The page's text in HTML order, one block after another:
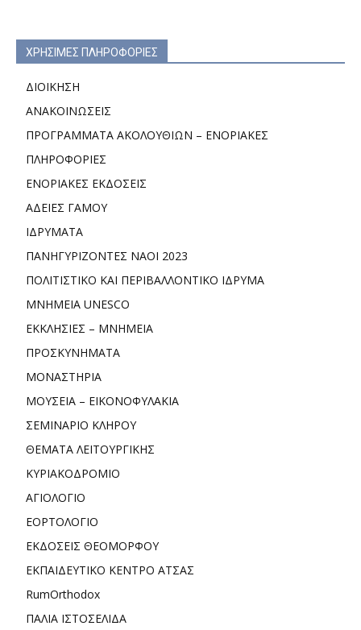
ΧΡΗΣΙΜΕΣ ΠΛΗΡΟΦΟΡΙΕΣ
ΔΙΟΙΚΗΣΗ
ΑΝΑΚΟΙΝΩΣΕΙΣ
ΠΡΟΓΡΑΜΜΑΤΑ ΑΚΟΛΟΥΘΙΩΝ – ΕΝΟΡΙΑΚΕΣ
ΠΛΗΡΟΦΟΡΙΕΣ
ΕΝΟΡΙΑΚΕΣ ΕΚΔΟΣΕΙΣ
ΑΔΕΙΕΣ ΓΑΜΟΥ
ΙΔΡΥΜΑΤΑ
ΠΑΝΗΓΥΡΙΖΟΝΤΕΣ ΝΑΟΙ 2023
ΠΟΛΙΤΙΣΤΙΚΟ ΚΑΙ ΠΕΡΙΒΑΛΛΟΝΤΙΚΟ ΙΔΡΥΜΑ
ΜΝΗΜΕΙΑ UNESCO
ΕΚΚΛΗΣΙΕΣ – ΜΝΗΜΕΙΑ
ΠΡΟΣΚΥΝΗΜΑΤΑ
ΜΟΝΑΣΤΗΡΙΑ
ΜΟΥΣΕΙΑ – ΕΙΚΟΝΟΦΥΛΑΚΙΑ
ΣΕΜΙΝΑΡΙΟ ΚΛΗΡΟΥ
ΘΕΜΑΤΑ ΛΕΙΤΟΥΡΓΙΚΗΣ
ΚΥΡΙΑΚΟΔΡΟΜΙΟ
ΑΓΙΟΛΟΓΙΟ
ΕΟΡΤΟΛΟΓΙΟ
ΕΚΔΟΣΕΙΣ ΘΕΟΜΟΡΦΟΥ
ΕΚΠΑΙΔΕΥΤΙΚΟ ΚΕΝΤΡΟ ΑΤΣΑΣ
RumOrthodox
ΠΑΛΙΑ ΙΣΤΟΣΕΛΙΔΑ